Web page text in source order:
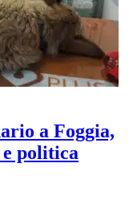
a Foggia,
politica